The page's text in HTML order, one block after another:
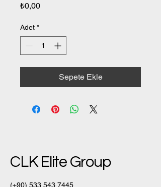
₺0,00Fiyat
Adet *
Sepete Ekle
CLK Elite Group
(+90) 533 543 7445